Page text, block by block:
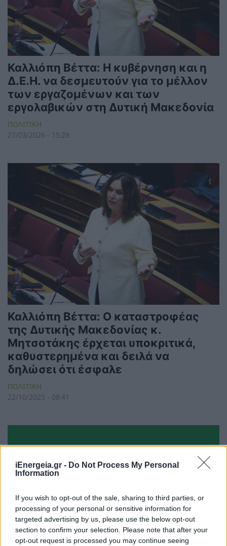
iEnergeia.gr - Do Not Process My Personal
Information
If you wish to opt-out of the sale, sharing to third parties, or
processing of your personal or sensitive information for
targeted advertising by us, please use the below opt-out
section to confirm your selection. Please note that after your
opt-out request is processed you may continue seeing
Καλλιόπη Βέττα: Η κυβέρνηση και η
Δ.Ε.Η. να δεσμευτούν για το μέλλον
των εργαζομένων και των
εργολαβικών στη Δυτική Μακεδονία
ΠΟΛΙΤΙΚΗ
27/03/2026 - 15:28
Καλλιόπη Βέττα: Ο καταστροφέας
της Δυτικής Μακεδονίας κ.
Μητσοτάκης έρχεται υποκριτικά,
καθυστερημένα και δειλά να
δηλώσει ότι έσφαλε
ΠΟΛΙΤΙΚΗ
22/10/2025 - 08:41